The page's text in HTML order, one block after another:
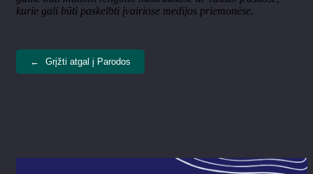
kurie gali būti paskelbti įvairiose medijos priemonėse.
← Grįžti atgal į Parodos